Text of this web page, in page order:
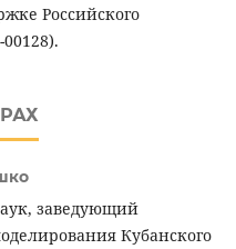
Российского
заведующий
Кубанского